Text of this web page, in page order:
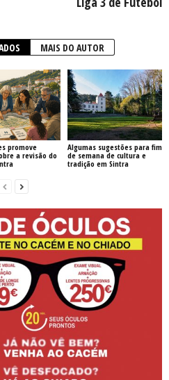
MAIS DO AUTOR
promove
a revisão do
Algumas sugestões para fim
de semana de cultura e
tradição em Sintra